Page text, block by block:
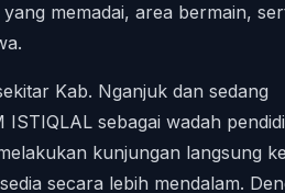
memadai, area bermain,
Kab. Nganjuk dan sedang
sebagai wadah
kunjungan langsung
secara lebih mendalam.